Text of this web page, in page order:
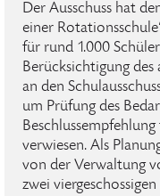
Der Ausschuss hat
einer
für rund 1.000
Berücksichtigung des
an den
um Prüfung des
Beschlussempfehlung
verwiesen. Als
von der Verwaltung
zwei